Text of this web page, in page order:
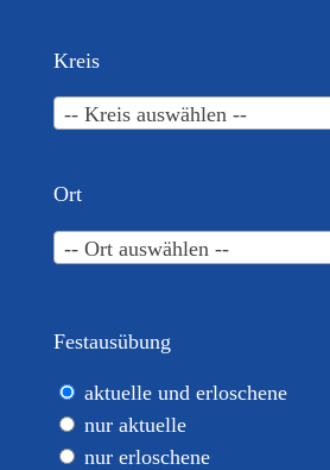
Kreis
-- Kreis auswählen --
Ort
-- Ort auswählen --
Festausübung
aktuelle und erloschene
nur aktuelle
nur erloschene